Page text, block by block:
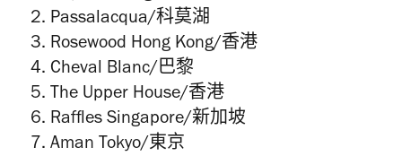
Passalacqua/科莫湖
Rosewood Hong Kong/香港
Cheval Blanc/巴黎
The Upper House/香港
Raffles Singapore/新加坡
Aman Tokyo/東京